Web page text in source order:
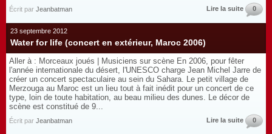
Écrit par Jeanbatman Lire la suite 0
23 septembre 2012
Water for life (concert en extérieur, Maroc 2006)
Aller à : Morceaux joués | Musiciens sur scène En 2006, pour fêter
l'année internationale du désert, l'UNESCO charge Jean Michel Jarre de
créer un concert spectaculaire au sein du Sahara. Le petit village de
Merzouga au Maroc est un lieu tout à fait inédit pour un concert de ce
type, loin de toute habitation, au beau milieu des dunes. Le décor de
scène est constitué de 9...
Écrit par Jeanbatman Lire la suite 0